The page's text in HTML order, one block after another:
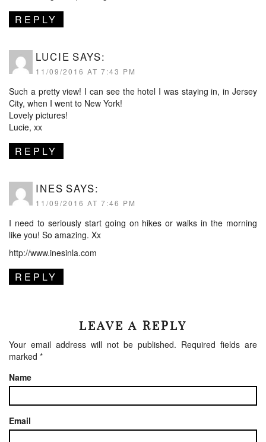
REPLY
LUCIE SAYS:
11/09/2016 AT 7:43 PM
Such a pretty view! I can see the hotel I was staying in, in Jersey
City, when I went to New York!
Lovely pictures!
Lucie, xx
REPLY
INES SAYS:
11/09/2016 AT 7:46 PM
I need to seriously start going on hikes or walks in the morning
like you! So amazing. Xx
http://www.inesinla.com
REPLY
LEAVE A REPLY
Your email address will not be published. Required fields are
marked *
Name
Email